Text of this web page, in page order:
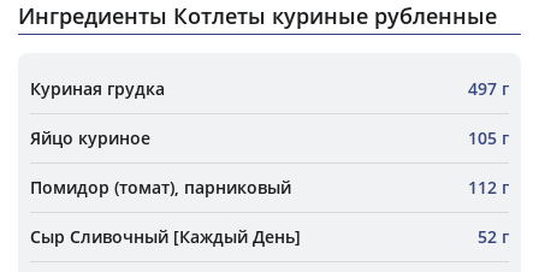
Ингредиенты Котлеты куриные рубленные
Куриная грудка 497 г
Яйцо куриное 105 г
Помидор (томат), парниковый 112 г
Сыр Сливочный [Каждый День] 52 г